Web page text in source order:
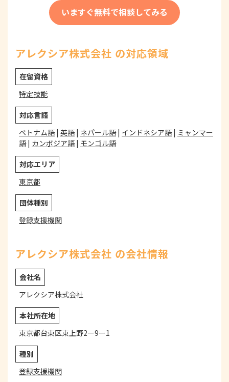
いますぐ無料で相談してみる
アレクシア株式会社 の対応領域
在留資格
特定技能
対応言語
ベトナム語| 英語| ネパール語| インドネシア語| ミャンマー
語| カンボジア語| モンゴル語
対応エリア
東京都
団体種別
登録支援機関
アレクシア株式会社 の会社情報
会社名
アレクシア株式会社
本社所在地
東京都台東区東上野2ー9ー1
種別
登録支援機関